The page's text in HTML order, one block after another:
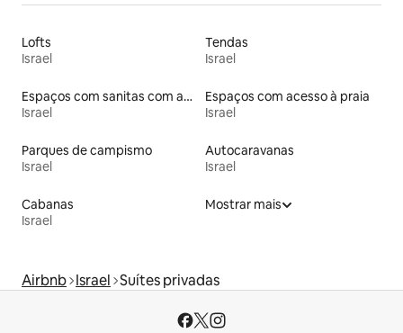
Lofts
Israel
Tendas
Israel
Espaços com sanitas com acessos adaptados em altura
Israel
Espaços com acesso à praia
Israel
Parques de campismo
Israel
Autocaravanas
Israel
Cabanas
Israel
Mostrar mais
Airbnb Israel Suítes privadas